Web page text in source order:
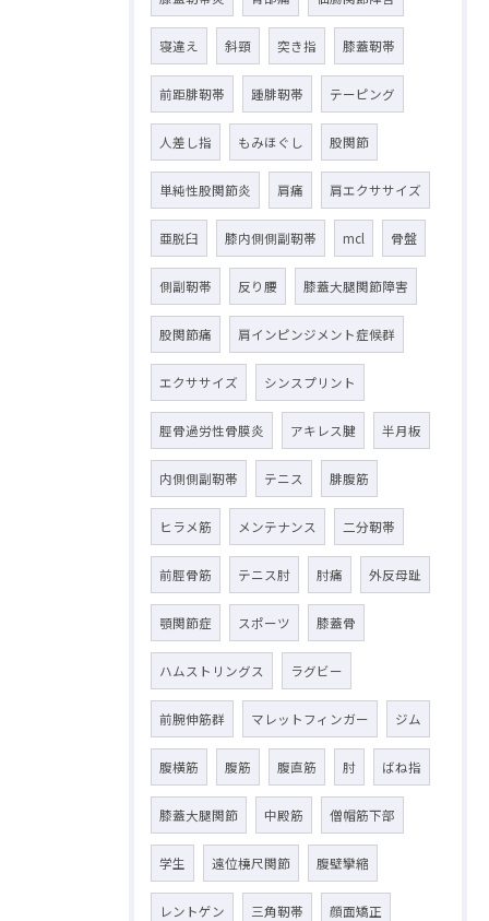
寝違え 斜頸 突き指 膝蓋靭帯
前距腓靭帯 踵腓靭帯 テーピング
人差し指 もみほぐし 股関節
単純性股関節炎 肩痛 肩エクササイズ
亜脱臼 膝内側側副靭帯 mcl 骨盤
側副靭帯 反り腰 膝蓋大腿関節障害
股関節痛 肩インピンジメント症候群
エクササイズ シンスプリント
脛骨過労性骨膜炎 アキレス腱 半月板
内側側副靭帯 テニス 腓腹筋
ヒラメ筋 メンテナンス 二分靭帯
前脛骨筋 テニス肘 肘痛 外反母趾
顎関節症 スポーツ 膝蓋骨
ハムストリングス ラグビー
前腕伸筋群 マレットフィンガー ジム
腹横筋 腹筋 腹直筋 肘 ばね指
膝蓋大腿関節 中殿筋 僧帽筋下部
学生 遠位橈尺関節 腹壁攣縮
レントゲン 三角靭帯 顔面矯正